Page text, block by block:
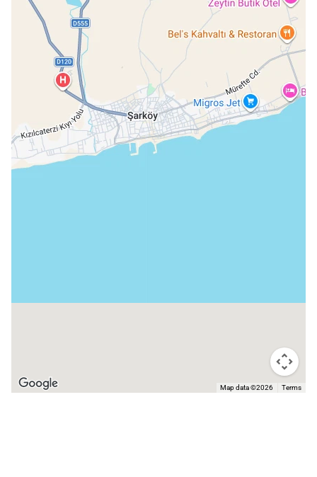
Map data ©2026 Terms